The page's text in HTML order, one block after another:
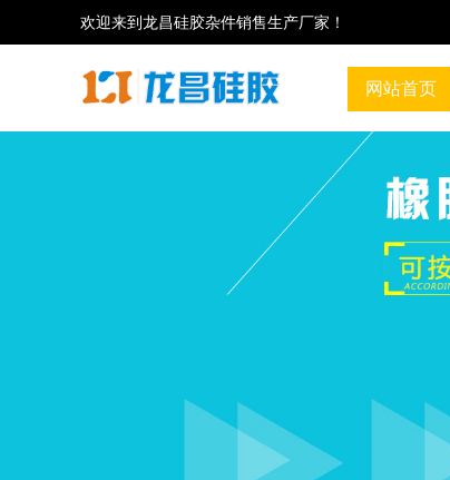
欢迎来到龙昌硅胶杂件销售生产厂家！
网站首页